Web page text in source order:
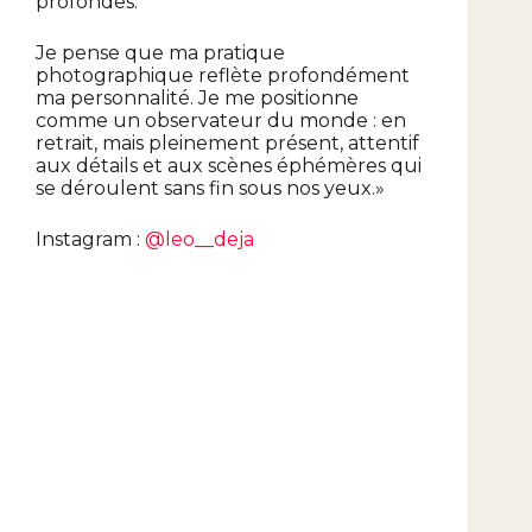
Je pense que ma pratique
photographique reflète profondément
ma personnalité. Je me positionne
comme un observateur du monde : en
retrait, mais pleinement présent, attentif
aux détails et aux scènes éphémères qui
se déroulent sans fin sous nos yeux.»
Instagram : @leo__deja